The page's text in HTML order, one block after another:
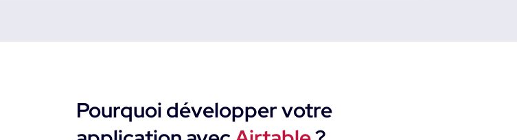
Pourquoi développer votre